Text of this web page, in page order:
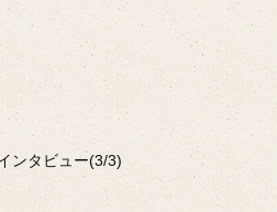
ンタビュー(3/3)